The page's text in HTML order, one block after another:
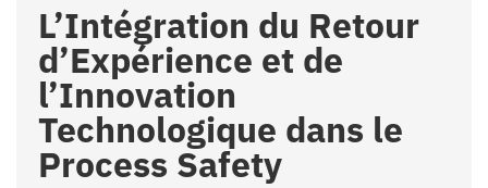
L’Intégration du Retour
d’Expérience et de
l’Innovation
Technologique dans le
Process Safety